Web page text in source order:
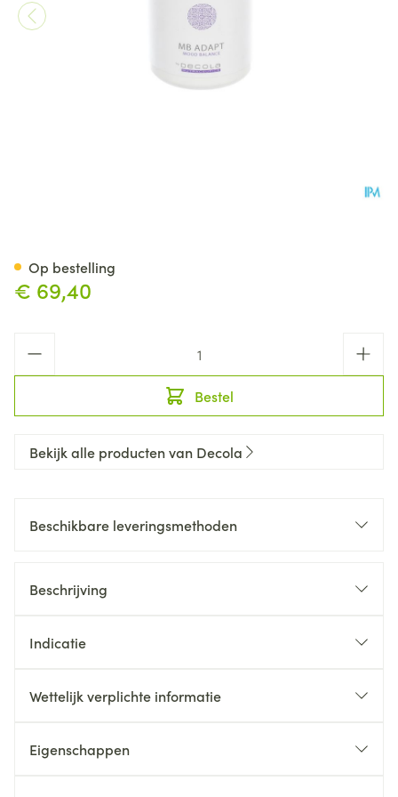
€ 69,40
Bestel
Op bestelling
Bekijk alle producten van Decola
Beschikbare leveringsmethoden
Beschrijving
Indicatie
Wettelijk verplichte informatie
Eigenschappen